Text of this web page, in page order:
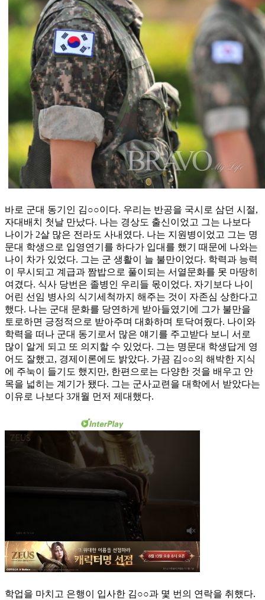
바로 군대 동기인 김○○이다. 우리는 반공을 국시로 삼던 시절,
자대배치 첫날 만났다. 나는 경상도 출신이었고 그는 나보다
나이가 2살 많은 전라도 사내였다. 나는 지원병이었고 그는 명
문대 학생으로 입영연기를 하다가 입대를 했기 때문에 나와는
나이 차가 있었다. 그는 군 생활이 늘 불만이었다. 학력과 능력
이 무시되고 계급과 짬밥으로 풀이되는 서열문화를 못 마땅히
여겼다. 식사 당번은 졸병인 우리들 몫이었다. 자기보다 나이
어린 선임 병사의 식기세척까지 해주는 것이 자존심 상한다고
했다. 나는 군대 문화를 당연하게 받아들였기에 그가 불만을
토로하면 긍정적으로 받아주며 대화하며 토닥여줬다. 나이와
학력을 떠나 군대 동기로서 많은 얘기를 주고받다 보니 서로
많이 알게 되고 또 의지할 수 있었다. 그는 명문대 학생답게 영
어도 잘했고, 경제이론에도 밝았다. 가끔 김○○의 해박한 지식
에 주눅이 들기도 했지만, 한편으로는 다양한 것을 배우고 안
목을 넓히는 계기가 됐다. 그는 군사교련을 대학에서 받았다는
이유로 나보다 3개월 먼저 제대했다.
학업을 마치고 은행이 입사한 김○○과 몇 번의 연락을 취했다.